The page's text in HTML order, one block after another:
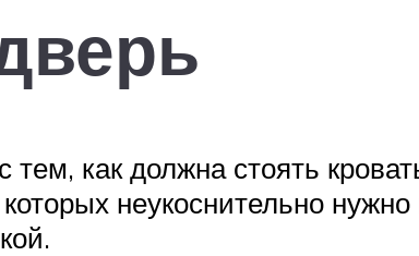
тем, как должна стоять
неукоснительно